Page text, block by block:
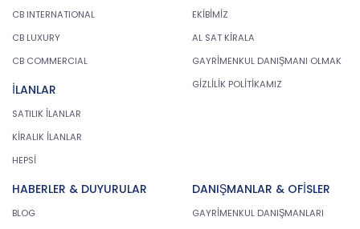
CB INTERNATIONAL
CB LUXURY
CB COMMERCIAL
İLANLAR
SATILIK İLANLAR
KİRALIK İLANLAR
HEPSİ
EKİBİMİZ
AL SAT KİRALA
GAYRİMENKUL DANIŞMANI OLMAK
GİZLİLİK POLİTİKAMIZ
HABERLER & DUYURULAR
BLOG
DANIŞMANLAR & OFİSLER
GAYRİMENKUL DANIŞMANLARI